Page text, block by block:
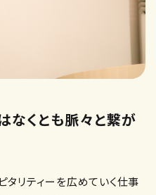
なくとも脈々と繋が
タリティーを広めていく仕事